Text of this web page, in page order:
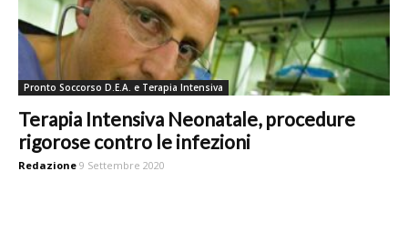
Pronto Soccorso D.E.A. e Terapia Intensiva
Terapia Intensiva Neonatale, procedure
rigorose contro le infezioni
Redazione 9 Settembre 2020